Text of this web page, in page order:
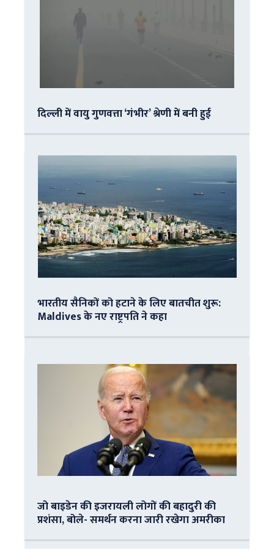
दिल्ली में वायु गुणवत्ता ‘गंभीर’ श्रेणी में बनी हुई
भारतीय सैनिकों को हटाने के लिए बातचीत शुरू:
Maldives के नए राष्ट्रपति ने कहा
जो बाइडेन की इजरायली लोगों की बहादुरी की
प्रशंसा, बोले- समर्थन करना जारी रखेगा अमरीका